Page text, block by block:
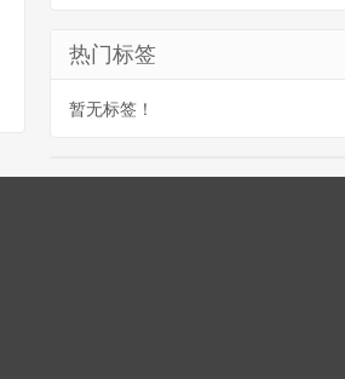
热门标签
暂无标签！